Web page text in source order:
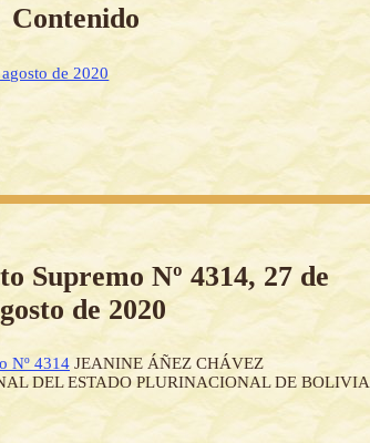
Contenido
de 2020
Supremo Nº 4314, 27 de
de 2020
Nº 4314 JEANINE ÁÑEZ CHÁVEZ
DEL ESTADO PLURINACIONAL DE BOLIVIA